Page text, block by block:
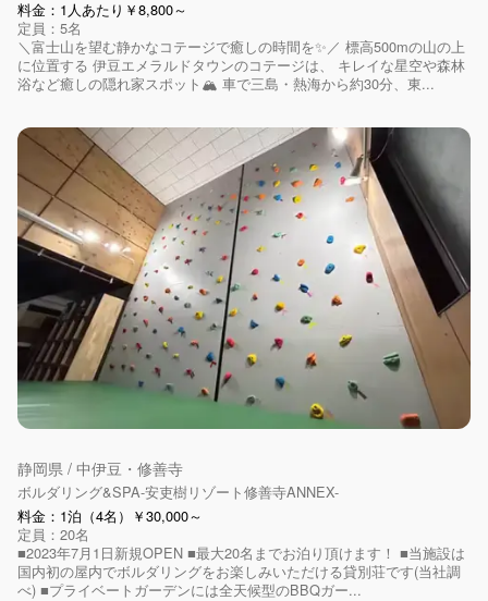
料金：1人あたり￥8,800～
定員：5名
＼富士山を望む静かなコテージで癒しの時間を✨／ 標高500mの山の上
に位置する 伊豆エメラルドタウンのコテージは、 キレイな星空や森林
浴など癒しの隠れ家スポット🏔 車で三島・熱海から約30分、東...
静岡県 / 中伊豆・修善寺
ボルダリング&SPA-安吏樹リゾート修善寺ANNEX-
料金：1泊（4名）￥30,000～
定員：20名
■2023年7月1日新規OPEN ■最大20名までお泊り頂けます！ ■当施設は
国内初の屋内でボルダリングをお楽しみいただける貸別荘です(当社調
べ) ■プライベートガーデンには全天候型のBBQガー...